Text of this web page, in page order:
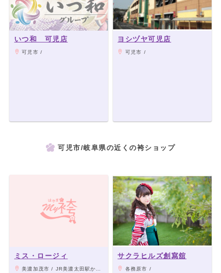
いつ和 可児店
可児市 /
ヨシヅヤ可児店
可児市 /
可児市/岐阜県の近くの袴ショップ
ミス・ロージィ
美濃加茂市 / JR美濃太田駅から徒歩15分
サクラヒルズ創寫舘
各務原市 /